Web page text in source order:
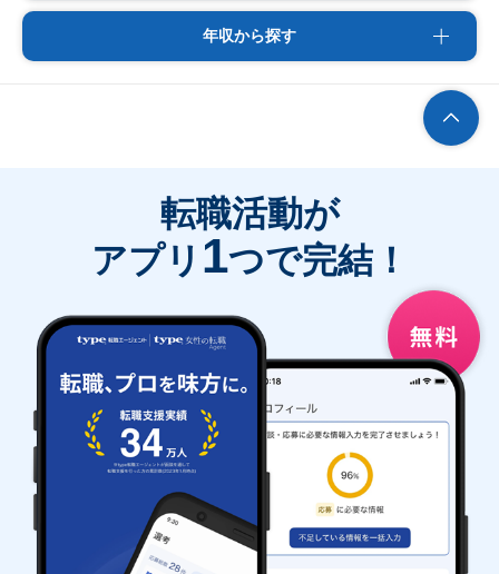
年収から探す
転職活動が
アプリ 1つで完結！